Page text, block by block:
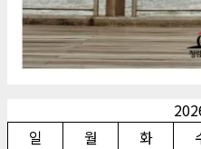
일
월 화